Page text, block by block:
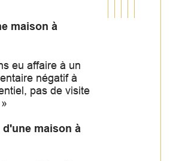
maison à
eu affaire à un
négatif à
pas de visite
maison à